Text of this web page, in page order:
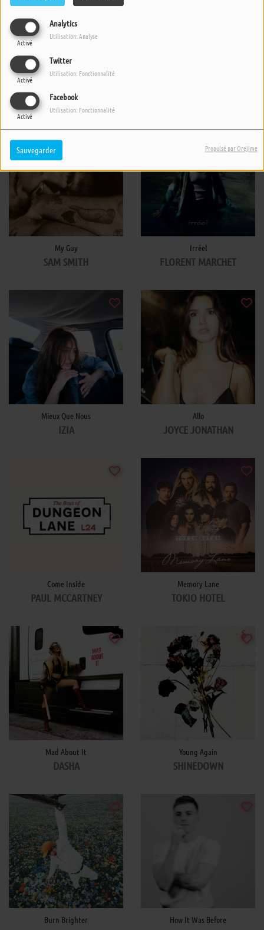
Analytics
Activé
Utilisation: Analyse
Twitter
Activé
Utilisation: Fonctionnalité
Facebook
Activé
Utilisation: Fonctionnalité
Sauvegarder Propulsé par Orejime
Respire
ADELE & ROBIN
My Guy
SAM SMITH
Irréel
FLORENT MARCHET
Mieux Que Nous
IZIA
Allo
JOYCE JONATHAN
Come Inside
PAUL MCCARTNEY
Memory Lane
TOKIO HOTEL
Mad About It
DASHA
Young Again
SHINEDOWN
Burn Brighter How It Was Before